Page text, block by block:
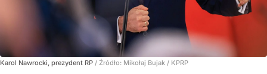
Karol Nawrocki, prezydent RP / Źródło: Mikołaj Bujak / KPRP